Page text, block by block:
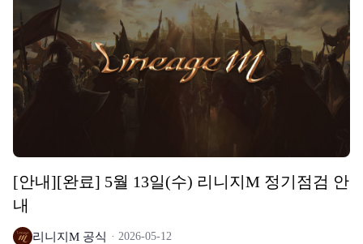
[안내][완료] 5월 13일(수) 리니지M 정기점검 안
내
리니지M 공식 2026-05-12